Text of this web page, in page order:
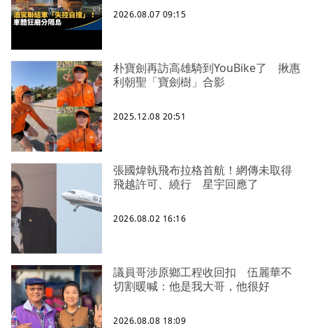
2026.08.07 09:15
朴寶劍再訪高雄騎到YouBike了 揪惠
利朝聖「寶劍樹」合影
2025.12.08 20:51
張國煒執飛布拉格首航！網傳未取得
飛越許可、繞行 星宇回應了
2026.08.02 16:16
議員哥涉原鄉工程收回扣 伍麗華不
切割暖喊：他是我大哥，他很好
2026.08.08 18:09